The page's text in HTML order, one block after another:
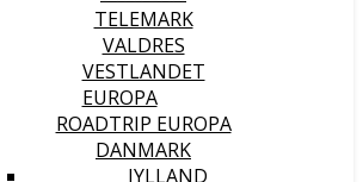
TELEMARK
VALDRES
VESTLANDET
EUROPA
ROADTRIP EUROPA
DANMARK
JYLLAND